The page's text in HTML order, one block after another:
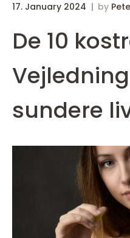
17. January 2024 by
De 10
sundere